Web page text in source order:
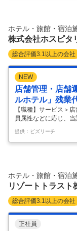
勤務♪ 【仕事内容】
当社経理部門の中心
は】 ◎ホテルの各セ
ホテル・旅館・宿泊
株式会社ホスピタ
総合評価3.1 以上の会社
NEW
店舗管理・店舗
ルホテル」残業
働ける環境で／
均10時間以下
【職種】サービス＞
員属性などに応じ、
なる場合があります
リティオペレーショ
幸せでいることを大
追求。チーム制を取
の働きやすい環境を
（1分単位で残業代支
と悩む方に…
提供：ビズリーチ
ホテル・旅館・宿泊
リゾートトラスト
総合評価3.1 以上の会社
正社員